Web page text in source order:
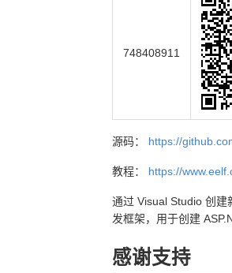
748408911
源码： https://
教程： https://
通过 Visual Studio 创建
发框架，用于创建
感谢支持